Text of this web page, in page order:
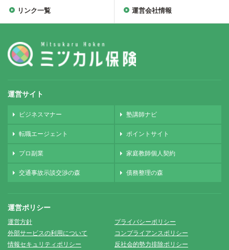
リンク一覧 運営会社情報
運営サイト
ビジネスマナー 塾講師ナビ
転職エージェント ポイントサイト
プロ副業 家庭教師個人契約
交通事故示談交渉の森 債務整理の森
運営ポリシー
運営方針
プライバシーポリシー
外部サービスの利用について
コンプライアンスポリシー
情報セキュリティポリシー
反社会的勢力排除ポリシー